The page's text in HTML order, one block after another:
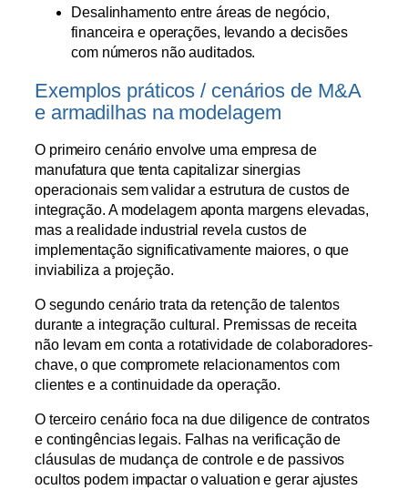
Desalinhamento entre áreas de negócio,
financeira e operações, levando a decisões
com números não auditados.
Exemplos práticos / cenários de M&A
e armadilhas na modelagem
O primeiro cenário envolve uma empresa de
manufatura que tenta capitalizar sinergias
operacionais sem validar a estrutura de custos de
integração. A modelagem aponta margens elevadas,
mas a realidade industrial revela custos de
implementação significativamente maiores, o que
inviabiliza a projeção.
O segundo cenário trata da retenção de talentos
durante a integração cultural. Premissas de receita
não levam em conta a rotatividade de colaboradores-
chave, o que compromete relacionamentos com
clientes e a continuidade da operação.
O terceiro cenário foca na due diligence de contratos
e contingências legais. Falhas na verificação de
cláusulas de mudança de controle e de passivos
ocultos podem impactar o valuation e gerar ajustes